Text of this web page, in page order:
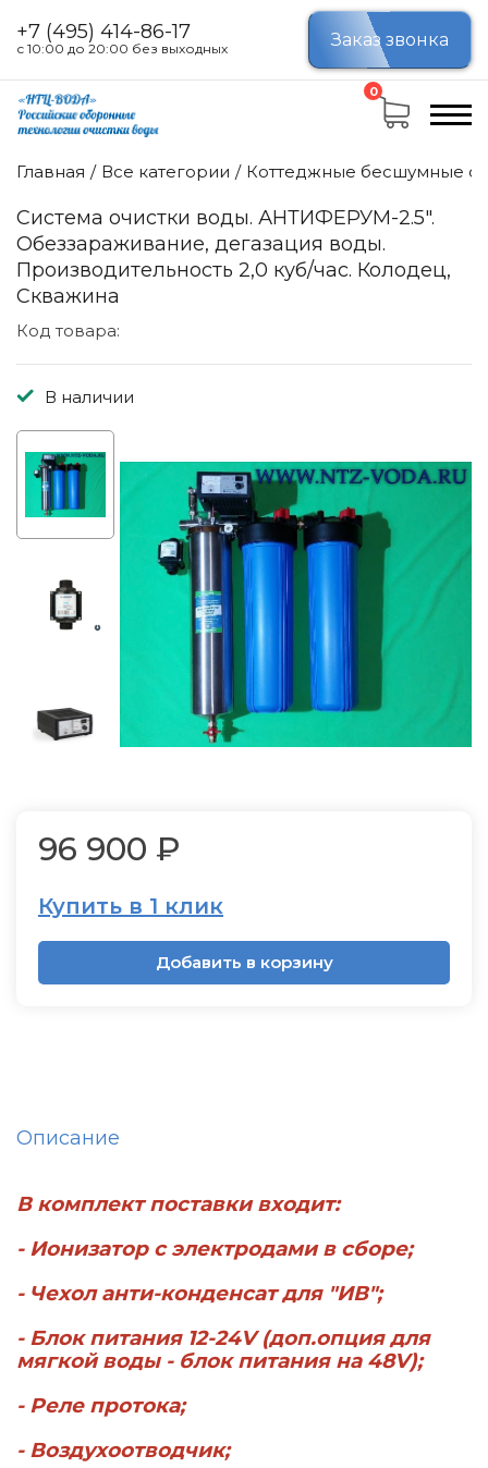
+7 (495) 414-86-17
с 10:00 до 20:00 без выходных Заказ звонка
0
Главная Все категории Коттеджные бесшумные
Система очистки воды. АНТИФЕРУМ-2.5".
Обеззараживание, дегазация воды.
Производительность 2,0 куб/час. Колодец,
Скважина
Код товара:
В наличии
96 900 ₽
Купить в 1 клик
Добавить в корзину
Описание
В комплект поставки входит:
- Ионизатор с электродами в сборе;
- Чехол анти-конденсат для "ИВ";
- Блок питания 12-24V (доп.опция для
мягкой воды - блок питания на 48V);
- Реле протока;
- Воздухоотводчик;